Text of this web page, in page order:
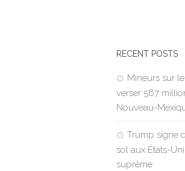
RECENT POSTS
Mineurs sur
verser 567
Nouveau-
Trump signe
sol aux États-
suprême